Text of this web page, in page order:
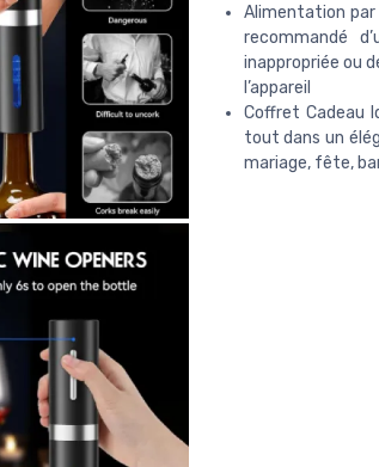
Alimentation par
recommandé
inappropriée ou
l’appareil
Coffret Cadeau
tout dans un
mariage, fête,